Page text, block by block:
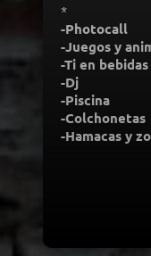
*
-Photocall
-Juegos y
-Ti en bebidas
-Dj
-Piscina
-Colchonetas
-Hamacas y